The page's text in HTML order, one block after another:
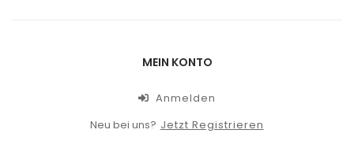
MEIN KONTO
Anmelden
Neu bei uns? Jetzt Registrieren